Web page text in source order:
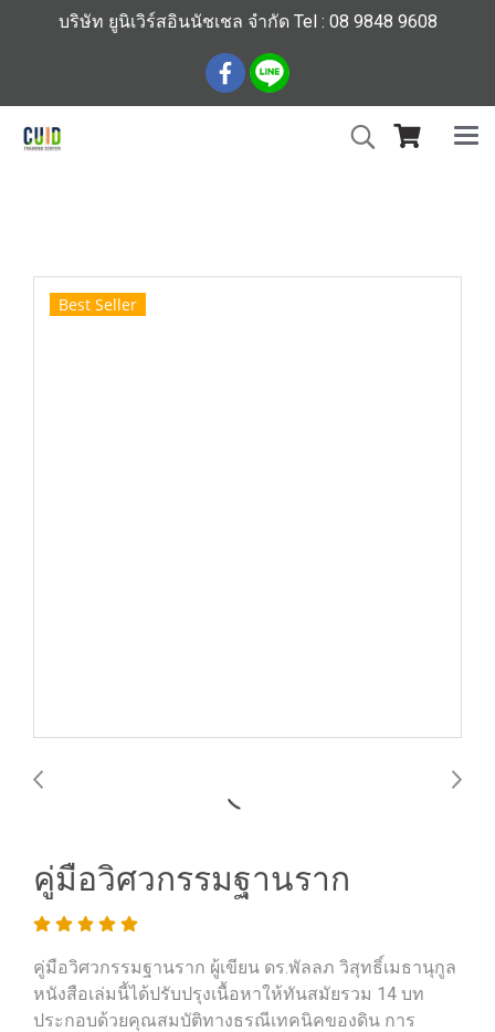
บริษัท ยูนิเวิร์สอินนัชเชล จำกัด Tel : 08 9848 9608
Best Seller
คู่มือวิศวกรรมฐานราก
คู่มือวิศวกรรมฐานราก ผู้เขียน ดร.พัลลภ วิสุทธิ์เมธานุกูล
หนังสือเล่มนี้ได้ปรับปรุงเนื้อหาให้ทันสมัยรวม 14 บท
ประกอบด้วยคุณสมบัติทางธรณีเทคนิคของดิน การ